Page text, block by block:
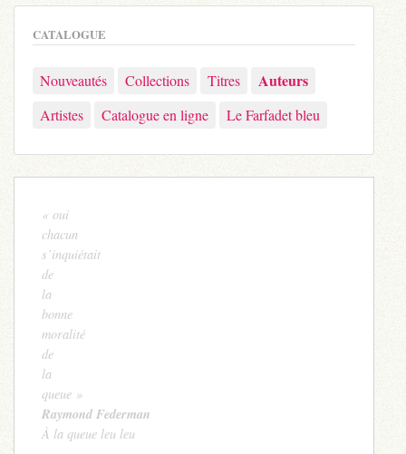
CATALOGUE
Nouveautés Collections Titres Auteurs
Artistes Catalogue en ligne Le Farfadet bleu
« oui
chacun
s’inquiétait
de
la
bonne
moralité
de
la
queue »
Raymond Federman
À la queue leu leu